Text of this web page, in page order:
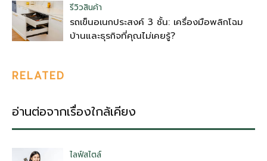
รีวิวสินค้า
รถเข็นอเนกประสงค์ 3 ชั้น: เครื่องมือพลิกโฉม
บ้านและธุรกิจที่คุณไม่เคยรู้?
RELATED
อ่านต่อจากเรื่องใกล้เคียง
ไลฟ์สไตล์